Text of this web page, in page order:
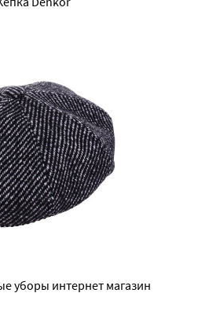
уборы интернет магазин